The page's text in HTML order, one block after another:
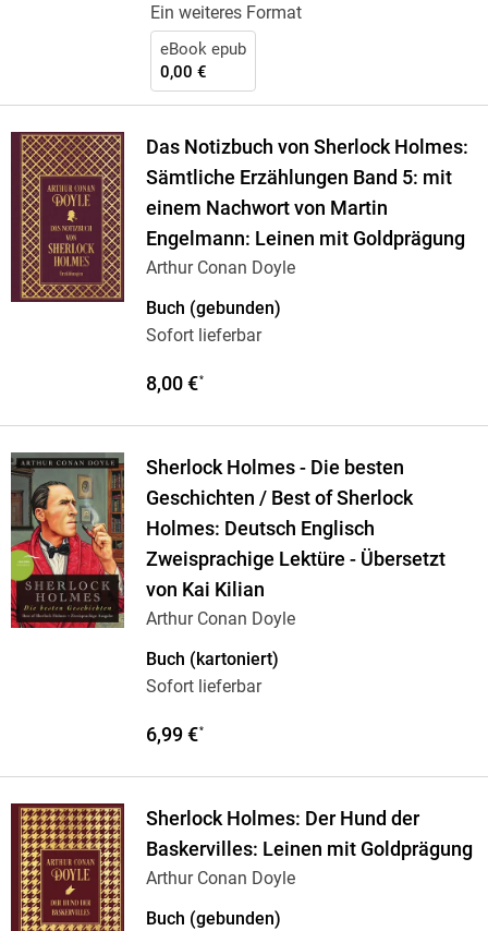
Ein weiteres Format
eBook epub
0,00 €
Das Notizbuch von Sherlock Holmes:
Sämtliche Erzählungen Band 5: mit
einem Nachwort von Martin
Engelmann: Leinen mit Goldprägung
Arthur Conan Doyle
Buch (gebunden)
Sofort lieferbar
8,00 €*
Sherlock Holmes - Die besten
Geschichten / Best of Sherlock
Holmes: Deutsch Englisch
Zweisprachige Lektüre - Übersetzt
von Kai Kilian
Arthur Conan Doyle
Buch (kartoniert)
Sofort lieferbar
6,99 €*
Sherlock Holmes: Der Hund der
Baskervilles: Leinen mit Goldprägung
Arthur Conan Doyle
Buch (gebunden)